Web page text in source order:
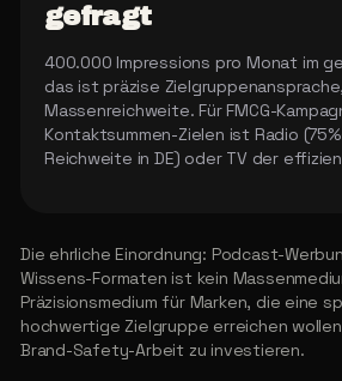
gefragt
400.000 Impressions pro Monat im
das ist präzise
Massenreichweite. Für FMCG-
Kontaktsummen-Zielen ist Radio
Reichweite in DE) oder TV der
Die ehrliche Einordnung: Podcast-
Wissens-Formaten ist kein
Präzisionsmedium für Marken, die eine
hochwertige Zielgruppe erreichen
Brand-Safety-Arbeit zu investieren.